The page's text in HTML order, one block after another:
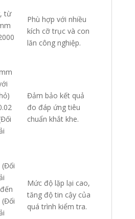
từ
Phù hợp với nhiều
kích cỡ trục và con
lăn công nghiệp.
Đảm bảo kết quả
đo đáp ứng tiêu
chuẩn khắt khe.
(Đối
(Đối
Mức độ lặp lại cao,
tăng độ tin cậy của
quá trình kiểm tra.